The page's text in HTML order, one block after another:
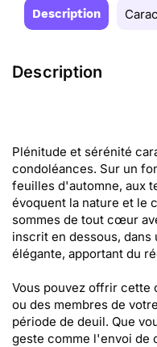
Description
Description
Plénitude et sérénité
condoléances. Sur un
feuilles d'automne, aux
évoquent la nature et le
sommes de tout cœur
inscrit en dessous,
élégante, apportant du
Vous pouvez offrir cette
ou des membres de
période de deuil. Que
geste comme l'envoi de